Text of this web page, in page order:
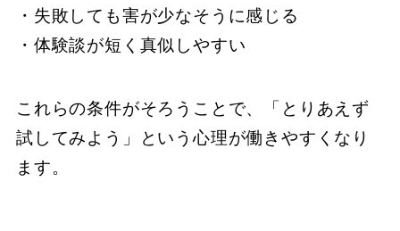
・失敗しても害が少なそうに感じる
・体験談が短く真似しやすい
これらの条件がそろうことで、「とりあえず
試してみよう」という心理が働きやすくなり
ます。